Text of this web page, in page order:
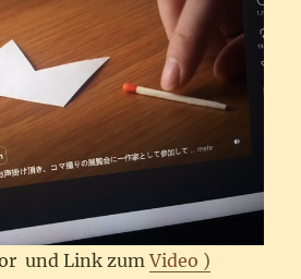
und Link zumVideo )